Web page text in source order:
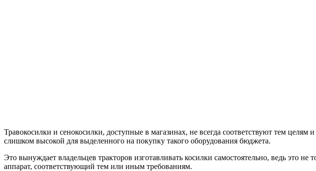
Травокосилки и сенокосилки, доступные в магазинах, не всегда соответствуют тем целям
слишком высокой для выделенного на покупку такого оборудования бюджета.
Это вынуждает владельцев тракторов изготавливать косилки самостоятельно, ведь это
аппарат, соответствующий тем или иным требованиям.